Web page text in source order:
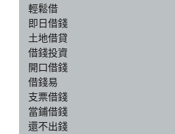
輕鬆借
即日借錢
土地借貸
借錢投資
開口借錢
借錢易
支票借錢
當鋪借錢
還不出錢